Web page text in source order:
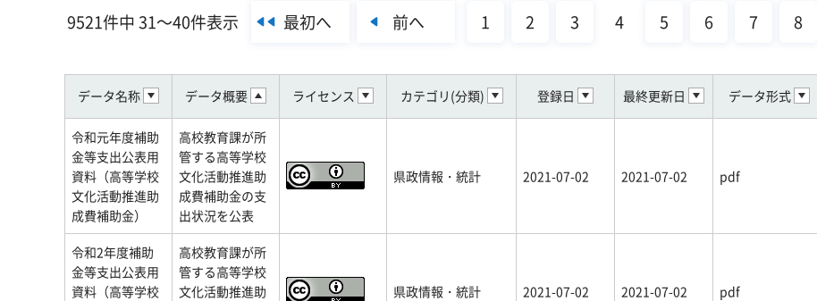
9521件中 31～40件表示 最初へ 前へ 1 2 3 4 5 6 7 8
データ名称 データ概要 ライセンス カテゴリ(分類) 登録日 最終更新日 データ形式
令和元年度補助
金等支出公表用
資料（高等学校
文化活動推進助
成費補助金）
高校教育課が所
管する高等学校
文化活動推進助
成費補助金の支
出状況を公表
県政情報・統計 2021-07-02 2021-07-02 pdf
令和2年度補助
金等支出公表用
資料（高等学校
高校教育課が所
管する高等学校
文化活動推進助
県政情報・統計 2021-07-02 2021-07-02 pdf